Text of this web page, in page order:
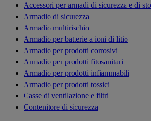
Accessori per armadi di sicurezza e di
Armadio di sicurezza
Armadio multirischio
Armadio per batterie a ioni di litio
Armadio per prodotti corrosivi
Armadio per prodotti fitosanitari
Armadio per prodotti infiammabili
Armadio per prodotti tossici
Casse di ventilazione e filtri
Contenitore di sicurezza